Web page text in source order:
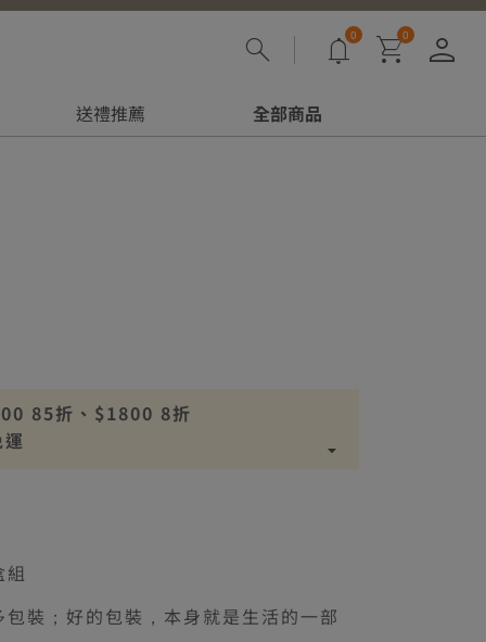
0 0 登
送禮推薦 全部商品
85折、$1800 8折
裝；好的包裝，本身就是生活的一部